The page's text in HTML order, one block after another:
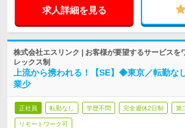
求人詳細を見る
株式会社エスリンク | お客様が要望するサービス
レックス制
上流から携われる！【SE】◆東京／転勤
業少
正社員 転勤なし 学歴不問 完全週休2日制 第
リモートワーク可